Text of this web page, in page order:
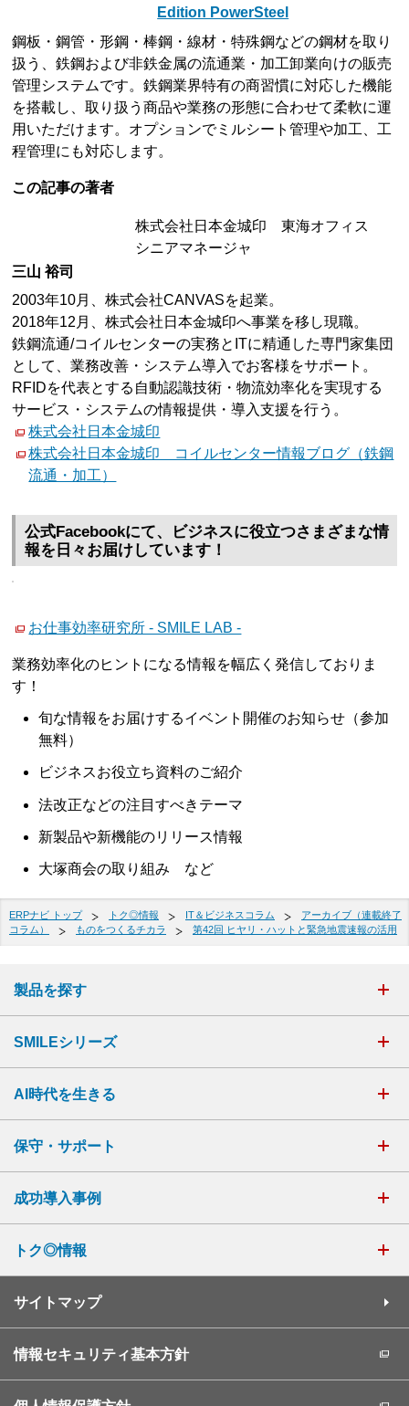
Edition PowerSteel
鋼板・鋼管・形鋼・棒鋼・線材・特殊鋼などの鋼材を取り
扱う、鉄鋼および非鉄金属の流通業・加工卸業向けの販売
管理システムです。鉄鋼業界特有の商習慣に対応した機能
を搭載し、取り扱う商品や業務の形態に合わせて柔軟に運
用いただけます。オプションでミルシート管理や加工、工
程管理にも対応します。
この記事の著者
株式会社日本金城印 東海オフィス
シニアマネージャ
三山 裕司
2003年10月、株式会社CANVASを起業。
2018年12月、株式会社日本金城印へ事業を移し現職。
鉄鋼流通/コイルセンターの実務とITに精通した専門家集団
として、業務改善・システム導入でお客様をサポート。
RFIDを代表とする自動認識技術・物流効率化を実現する
サービス・システムの情報提供・導入支援を行う。
株式会社日本金城印
株式会社日本金城印 コイルセンター情報ブログ（鉄鋼
流通・加工）
公式Facebookにて、ビジネスに役立つさまざまな情
報を日々お届けしています！
お仕事効率研究所 - SMILE LAB -
業務効率化のヒントになる情報を幅広く発信しておりま
す！
旬な情報をお届けするイベント開催のお知らせ（参加
無料）
ビジネスお役立ち資料のご紹介
法改正などの注目すべきテーマ
新製品や新機能のリリース情報
大塚商会の取り組み など
ERPナビ トップ トク◎情報 IT＆ビジネスコラム
アーカイブ（連載終了
コラム）
ものをつくるチカラ 第42回 ヒヤリ・ハットと緊急地震速報の活用
製品を探す
SMILEシリーズ
AI時代を生きる
保守・サポート
成功導入事例
トク◎情報
サイトマップ
情報セキュリティ基本方針